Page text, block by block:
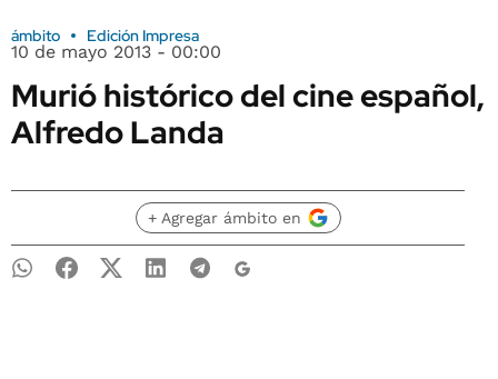
ámbito Edición Impresa
10 de mayo 2013 - 00:00
Murió histórico del cine español,
Alfredo Landa
+ Agregar ámbito en